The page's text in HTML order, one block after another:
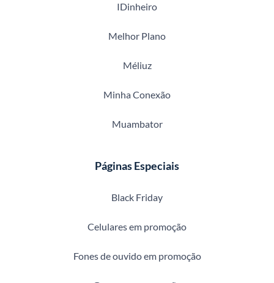
IDinheiro
Melhor Plano
Méliuz
Minha Conexão
Muambator
Páginas Especiais
Black Friday
Celulares em promoção
Fones de ouvido em promoção